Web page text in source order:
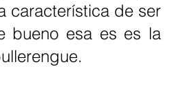
característica de ser
bueno esa es es la